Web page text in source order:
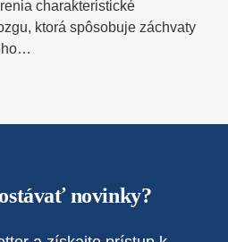
charakteristické
ktorá spôsobuje záchvaty
novinky?